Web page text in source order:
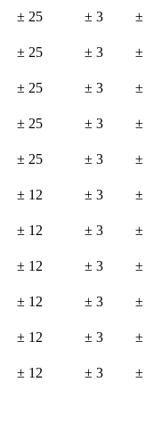
± 25 ± 3
± 25 ± 3
± 25 ± 3
± 25 ± 3
± 25 ± 3
± 12 ± 3
± 12 ± 3
± 12 ± 3
± 12 ± 3
± 12 ± 3
± 12 ± 3